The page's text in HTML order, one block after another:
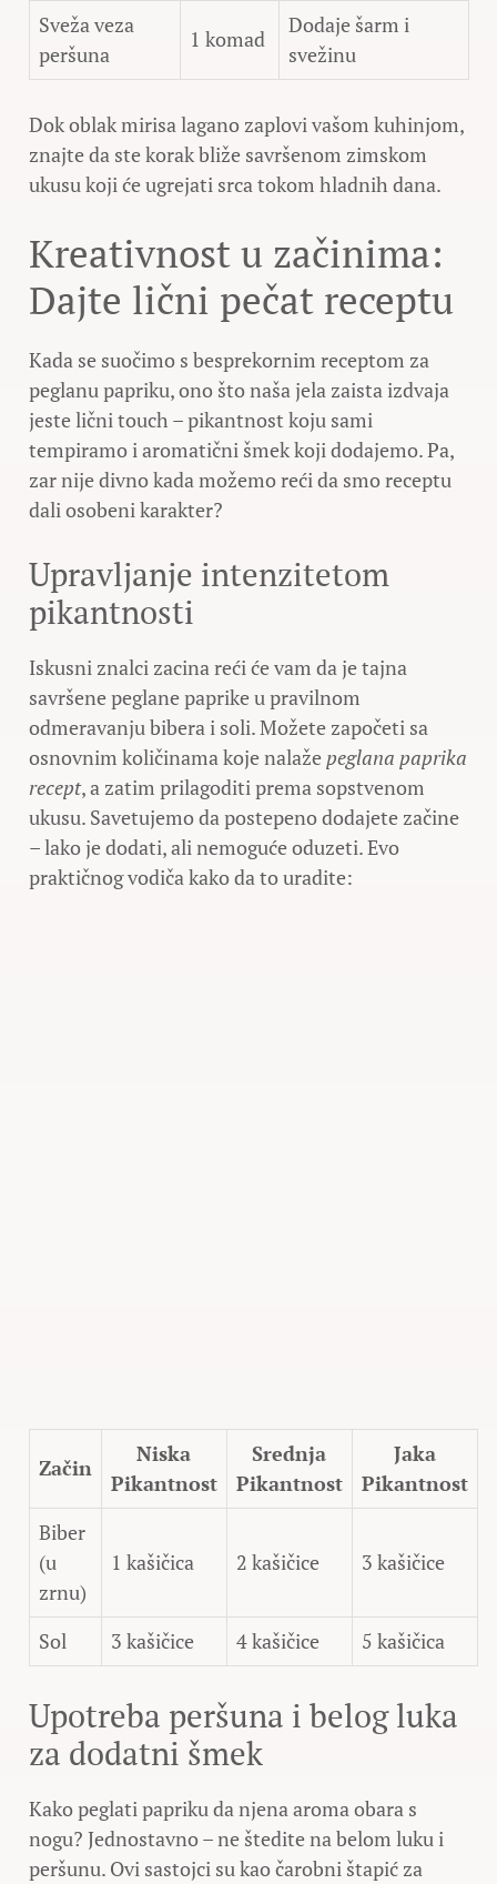
Sveža veza
peršuna
1 komad
Dodaje šarm i
svežinu
Dok oblak mirisa lagano zaplovi vašom kuhinjom,
znajte da ste korak bliže savršenom zimskom
ukusu koji će ugrejati srca tokom hladnih dana.
Kreativnost u začinima:
Dajte lični pečat receptu
Kada se suočimo s besprekornim receptom za
peglanu papriku, ono što naša jela zaista izdvaja
jeste lični touch – pikantnost koju sami
tempiramo i aromatični šmek koji dodajemo. Pa,
zar nije divno kada možemo reći da smo receptu
dali osobeni karakter?
Upravljanje intenzitetom
pikantnosti
Iskusni znalci zacina reći će vam da je tajna
savršene peglane paprike u pravilnom
odmeravanju bibera i soli. Možete započeti sa
osnovnim količinama koje nalaže peglana paprika
recept, a zatim prilagoditi prema sopstvenom
ukusu. Savetujemo da postepeno dodajete začine
– lako je dodati, ali nemoguće oduzeti. Evo
praktičnog vodiča kako da to uradite:
Začin
Niska
Pikantnost
Srednja
Pikantnost
Jaka
Pikantnost
Biber
(u
zrnu)
1 kašičica 2 kašičice 3 kašičice
Sol 3 kašičice 4 kašičice 5 kašičica
Upotreba peršuna i belog luka
za dodatni šmek
Kako peglati papriku da njena aroma obara s
nogu? Jednostavno – ne štedite na belom luku i
peršunu. Ovi sastojci su kao čarobni štapić za